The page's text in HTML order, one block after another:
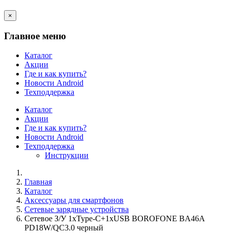
×
Главное меню
Каталог
Акции
Где и как купить?
Новости Android
Техподдержка
Каталог
Акции
Где и как купить?
Новости Android
Техподдержка
Инструкции
Главная
Каталог
Аксессуары для смартфонов
Сетевые зарядные устройства
Сетевое З/У 1xType-C+1xUSB BOROFONE BA46A
PD18W/QC3.0 черный